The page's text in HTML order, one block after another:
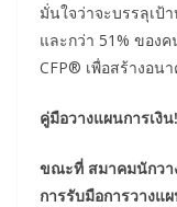
มั่นใจว่าจะบรรลุเป้
และกว่า 51% ของ
CFP® เพื่อสร้างอน
คู่มือวางแผนการเงิน
ขณะที่ สมาคมนักวา
การรับมือการวางแ